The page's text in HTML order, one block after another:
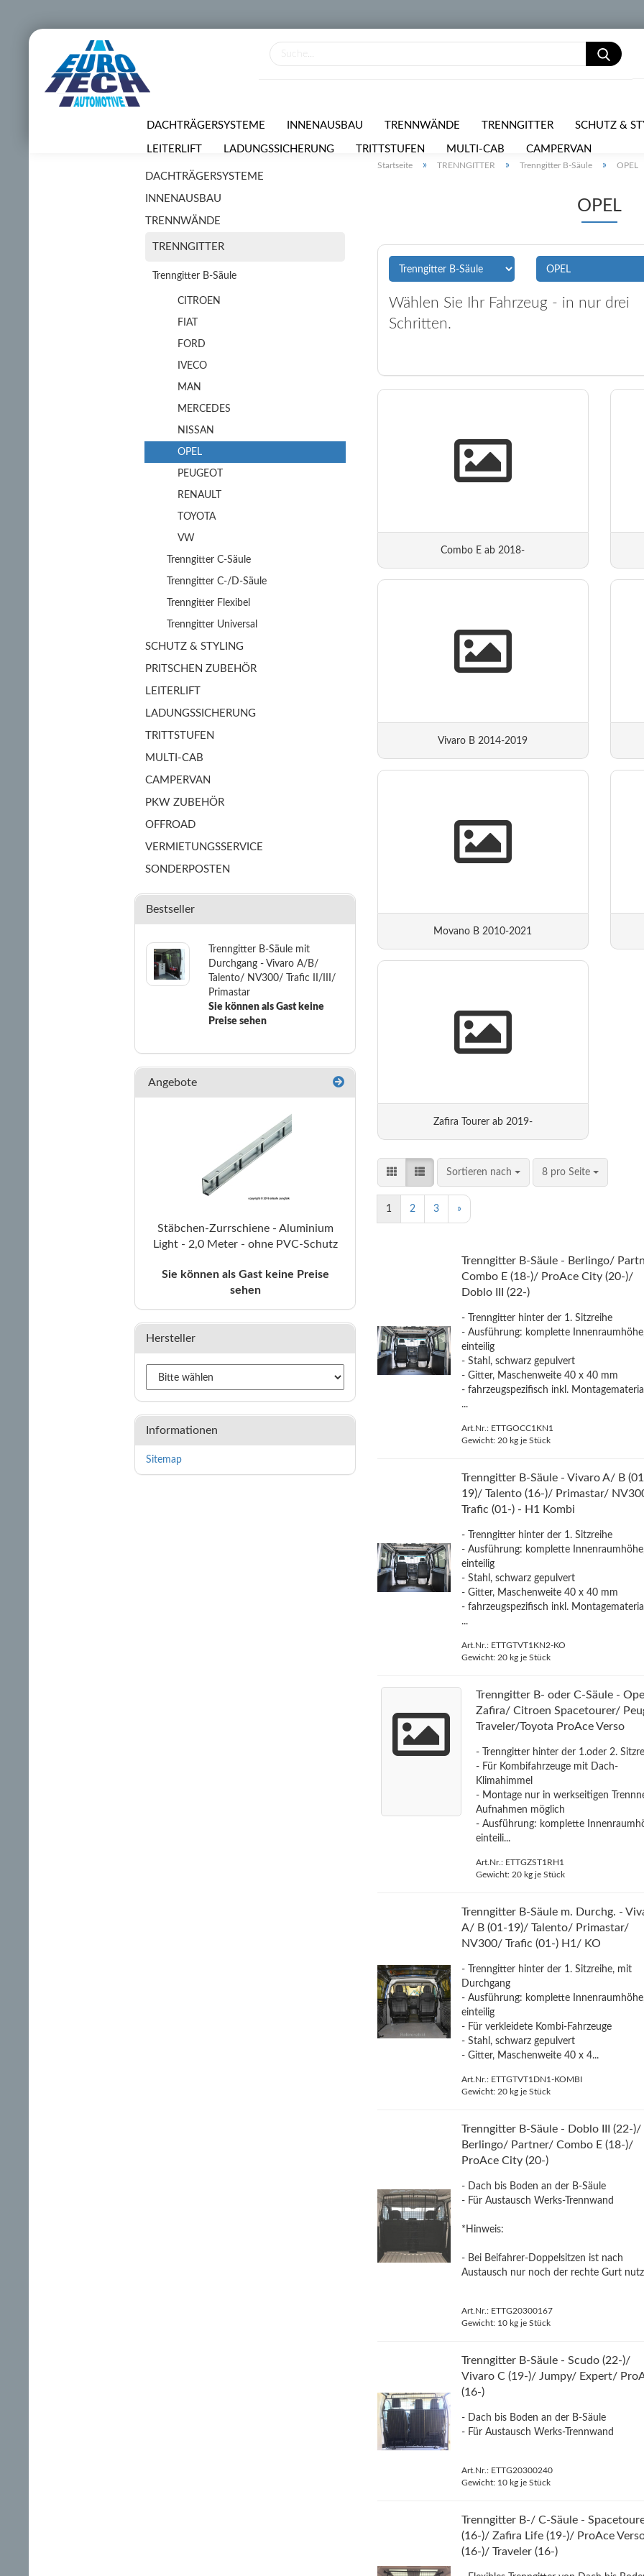
DACHTRÄGERSYSTEME INNENAUSBAU TRENNWÄNDE TRENNGITTER SCHUTZ &
LEITERLIFT LADUNGSSICHERUNG TRITTSTUFEN MULTI-CAB
CAMPERVAN
PKW
VERMIETUNGSSERVICE
Startseite » TRENNGITTER » Trenngitter B-Säule » OPEL
OPEL
Wählen Sie Ihr Fahrzeug - in nur drei
Schritten.
Combo E ab 2018-
Vivaro B 2014-2019
Movano B 2010-2021
Zafira Tourer ab 2019-
Sortieren nach 8 pro Seite
1 2 3 »
Trenngitter B-Säule - Berlingo/
Combo E (18-)/ ProAce City (20-)/
Doblo III (22-)
- Trenngitter hinter der 1. Sitzreihe
- Ausführung: komplette
einteilig
- Stahl, schwarz gepulvert
- Gitter, Maschenweite 40 x 40 mm
- fahrzeugspezifisch inkl.
...
Art.Nr.: ETTGOCC1KN1
Gewicht: 20 kg je Stück
Trenngitter B-Säule - Vivaro A/ B
19)/ Talento (16-)/ Primastar/
Trafic (01-) - H1 Kombi
- Trenngitter hinter der 1. Sitzreihe
- Ausführung: komplette
einteilig
- Stahl, schwarz gepulvert
- Gitter, Maschenweite 40 x 40 mm
- fahrzeugspezifisch inkl.
...
Art.Nr.: ETTGTVT1KN2-KO
Gewicht: 20 kg je Stück
Trenngitter B- oder C-Säule -
Zafira/ Citroen Spacetourer/
Traveler/Toyota ProAce Verso
- Trenngitter hinter der 1.oder 2.
- Für Kombifahrzeuge mit Dach-
Klimahimmel
- Montage nur in werkseitigen
Aufnahmen möglich
- Ausführung: komplette
einteili...
Art.Nr.: ETTGZST1RH1
Gewicht: 20 kg je Stück
Trenngitter B-Säule m. Durchg. -
A/ B (01-19)/ Talento/ Primastar/
NV300/ Trafic (01-) H1/ KO
- Trenngitter hinter der 1. Sitzreihe, mit
Durchgang
- Ausführung: komplette
einteilig
- Für verkleidete Kombi-Fahrzeuge
- Stahl, schwarz gepulvert
- Gitter, Maschenweite 40 x 4...
Art.Nr.: ETTGTVT1DN1-KOMBI
Gewicht: 20 kg je Stück
Trenngitter B-Säule - Doblo III (22-)/
Berlingo/ Partner/ Combo E (18-)/
ProAce City (20-)
- Dach bis Boden an der B-Säule
- Für Austausch Werks-Trennwand
*Hinweis:
- Bei Beifahrer-Doppelsitzen ist nach
Austausch nur noch der rechte Gurt
Art.Nr.: ETTG20300167
Gewicht: 10 kg je Stück
Trenngitter B-Säule - Scudo (22-)/
Vivaro C (19-)/ Jumpy/ Expert/
(16-)
- Dach bis Boden an der B-Säule
- Für Austausch Werks-Trennwand
Art.Nr.: ETTG20300240
Gewicht: 10 kg je Stück
Trenngitter B-/ C-Säule -
(16-)/ Zafira Life (19-)/ ProAce
(16-)/ Traveler (16-)
DACHTRÄGERSYSTEME
INNENAUSBAU
TRENNWÄNDE
TRENNGITTER
Trenngitter B-Säule
CITROEN
FIAT
FORD
IVECO
MAN
MERCEDES
NISSAN
OPEL
PEUGEOT
RENAULT
TOYOTA
VW
Trenngitter C-Säule
Trenngitter C-/D-Säule
Trenngitter Flexibel
Trenngitter Universal
SCHUTZ & STYLING
PRITSCHEN ZUBEHÖR
LEITERLIFT
LADUNGSSICHERUNG
TRITTSTUFEN
MULTI-CAB
CAMPERVAN
PKW ZUBEHÖR
OFFROAD
VERMIETUNGSSERVICE
SONDERPOSTEN
Bestseller
Trenngitter B-Säule mit
Durchgang - Vivaro A/B/
Talento/ NV300/ Trafic II/III/
Primastar
Sie können als Gast keine
Preise sehen
Angebote
Stäbchen-Zurrschiene - Aluminium
Light - 2,0 Meter - ohne PVC-Schutz
Sie können als Gast keine Preise
sehen
Hersteller
Informationen
Sitemap